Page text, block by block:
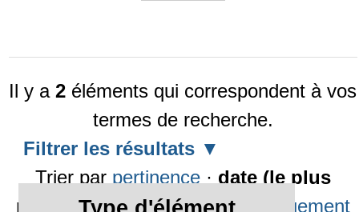
Il y a2 éléments qui correspondent à vos
termes de recherche.
Filtrer les résultats
Trier par pertinence · date (le plus
récent en premier) · alphabétiquement